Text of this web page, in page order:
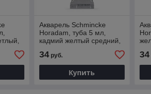
Акварель Schmincke
Horadam, туба 5 мл,
кадмий желтый средний,
№225
34руб.
Купить
34